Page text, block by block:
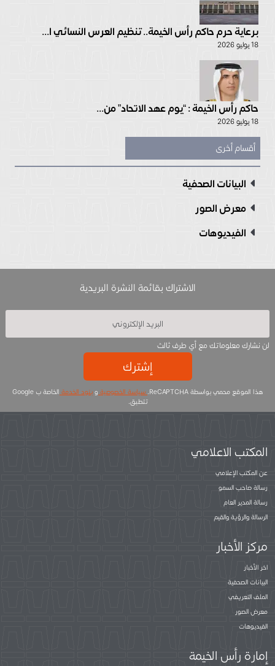
برعاية حرم حاكم رأس الخيمة.. تنظيم العرس النسائي ا...
18 يوليو 2026
حاكم رأس الخيمة : “يوم عهد الاتحاد” من...
18 يوليو 2026
أقسام أخرى
البيانات الصحفية
معرض الصور
الفيديوهات
الاشتراك بقائمة النشرة البريدية
لن نشارك معلوماتك مع أي طرف ثالث
إشترك
هذا الموقع محمي بواسطة ReCAPTCHA. سياسة الخصوصية وبنود الخدمة
الخاصة ب Google
تتطبق.
المكتب الاعلامي
عن المكتب الإعلامي
رسالة صاحب السمو
رسالة المدير العام
الرسالة والرؤية والقيم
مركز الأخبار
اخر الأخبار
البيانات الصحفية
الملف التعريفي
معرض الصور
الفيديوهات
إمارة رأس الخيمة